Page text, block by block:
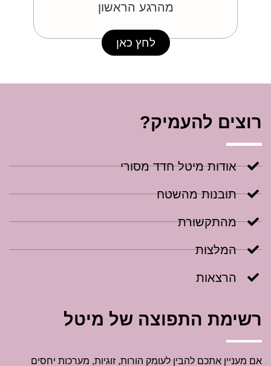
מהרגע הראשון
לחץ כאן
רוצים להעמיק?
אודות מיטל חדד מסורי
תובנות מהשטח
מהתקשורת
המלצות
הרצאות
רשימת התפוצה של מיטל
אם מעניין אתכם להבין לעומק הורות, זוגיות, מערכות יחסים